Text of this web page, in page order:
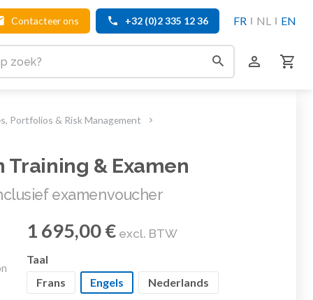
Contacteer ons +32 (0)2 335 12 36 FR NL EN
Portfolios & Risk Management
Training & Examen
examenvoucher
1 695,00 €excl. BTW
Taal
Frans
Engels Nederlands